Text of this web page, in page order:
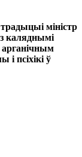
міністр
каляднымі
арганічным
псіхікі ў